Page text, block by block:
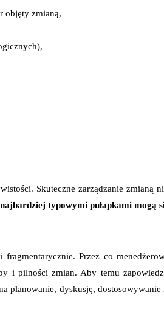
objęty zmianą,
Skuteczne zarządzanie zmianą
typowymi pułapkami mogą
Przez co
i pilności zmian. Aby temu
planowanie, dyskusję,